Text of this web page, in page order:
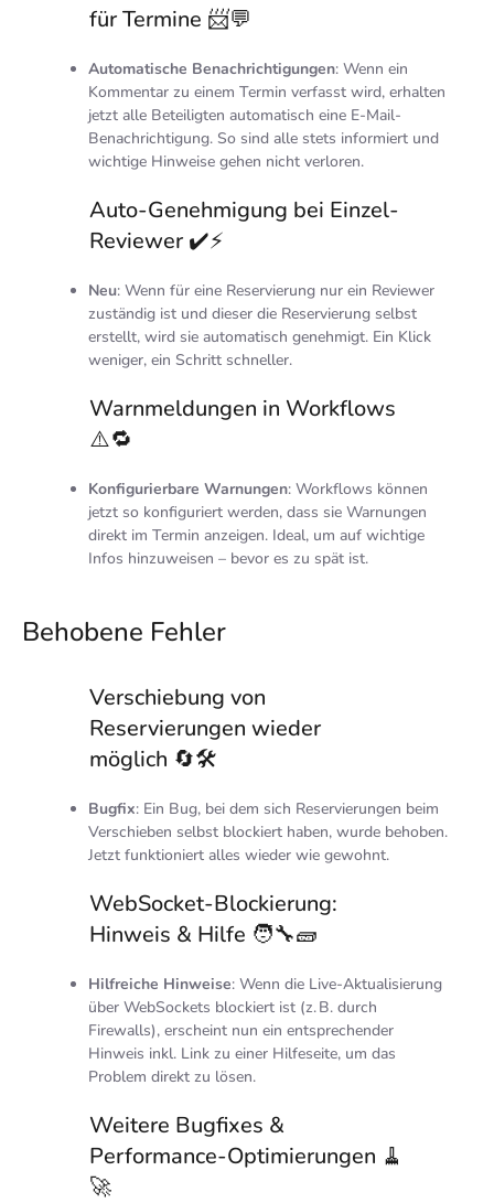
für Termine 📨💬
Automatische Benachrichtigungen: Wenn ein
Kommentar zu einem Termin verfasst wird, erhalten
jetzt alle Beteiligten automatisch eine E-Mail-
Benachrichtigung. So sind alle stets informiert und
wichtige Hinweise gehen nicht verloren.
Auto-Genehmigung bei Einzel-
Reviewer ✔️⚡
Neu: Wenn für eine Reservierung nur ein Reviewer
zuständig ist und dieser die Reservierung selbst
erstellt, wird sie automatisch genehmigt. Ein Klick
weniger, ein Schritt schneller.
Warnmeldungen in Workflows
⚠️🔁
Konfigurierbare Warnungen: Workflows können
jetzt so konfiguriert werden, dass sie Warnungen
direkt im Termin anzeigen. Ideal, um auf wichtige
Infos hinzuweisen – bevor es zu spät ist.
Behobene Fehler
Verschiebung von
Reservierungen wieder
möglich 🔄🛠️
Bugfix: Ein Bug, bei dem sich Reservierungen beim
Verschieben selbst blockiert haben, wurde behoben.
Jetzt funktioniert alles wieder wie gewohnt.
WebSocket-Blockierung:
Hinweis & Hilfe 🧑‍🔧🧱
Hilfreiche Hinweise: Wenn die Live-Aktualisierung
über WebSockets blockiert ist (z. B. durch
Firewalls), erscheint nun ein entsprechender
Hinweis inkl. Link zu einer Hilfeseite, um das
Problem direkt zu lösen.
Weitere Bugfixes &
Performance-Optimierungen 🧹
🚀